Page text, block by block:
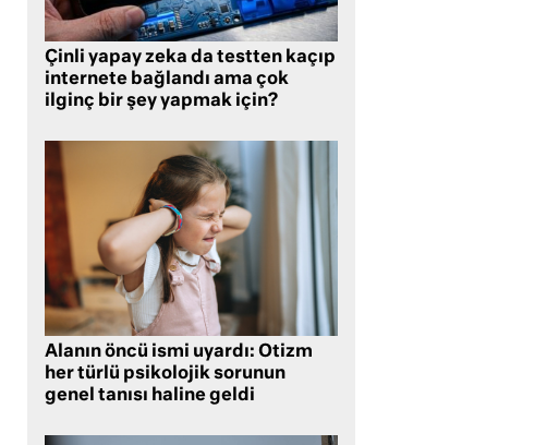
Çinli yapay zeka da testten kaçıp
internete bağlandı ama çok
ilginç bir şey yapmak için?
Alanın öncü ismi uyardı: Otizm
her türlü psikolojik sorunun
genel tanısı haline geldi